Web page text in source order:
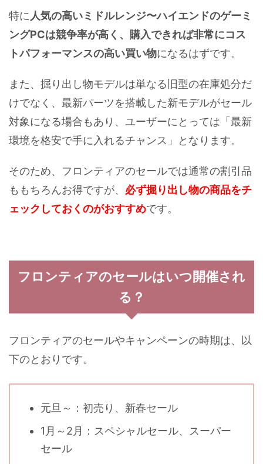
特に 人気の高いミドルレンジ〜ハイエンドのゲーミ
ングPCは競争率が高く、購入できれば非常にコス
トパフォーマンスの高い買い物になるはずです。
また、掘り出し物モデルは単なる旧型の在庫処分だ
けでなく、最新パーツを搭載した新モデルがセール
対象になる場合もあり、ユーザーにとっては「最新
環境を格安で手に入れるチャンス」となります。
そのため、フロンティアのセールでは通常の割引品
ももちろんお得ですが、 必ず掘り出し物の商品をチ
ェックしておくのがおすすめです。
フロンティアのセールはいつ開催され
る？
フロンティアのセールやキャンペーンの時期は、以
下のとおりです。
元旦～：初売り、新春セール
1月～2月：スペシャルセール、スーパー
セール